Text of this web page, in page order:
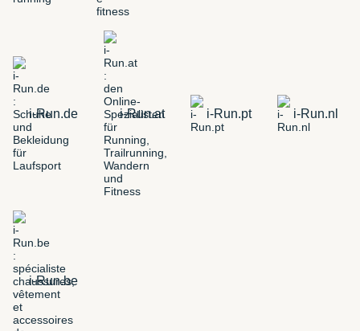
i-Run.de i-Run.at i-Run.pt i-Run.nl
i-Run.be